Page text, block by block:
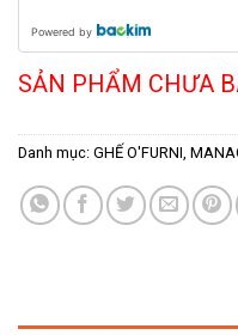
Powered by
SẢN PHẨM CHƯA
Danh mục: GHẾ O'FURNI